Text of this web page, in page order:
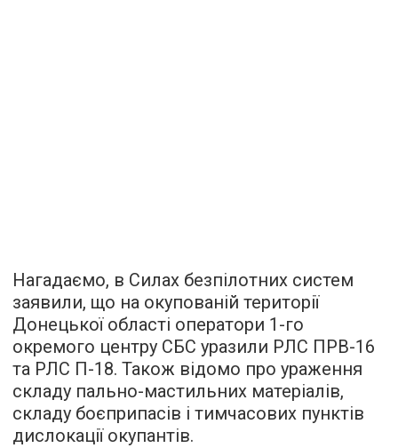
Нагадаємо, в Силах безпілотних систем
заявили, що на окупованій території
Донецької області оператори 1-го
окремого центру СБС уразили РЛС ПРВ-16
та РЛС П-18. Також відомо про ураження
складу пально-мастильних матеріалів,
складу боєприпасів і тимчасових пунктів
дислокації окупантів.